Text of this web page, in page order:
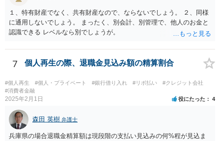
１、特有財産でなく、共有財産なので、ならないでしょう。 ２、同様
に通用しないでしょう。 まったく、別会計、別管理で、他人のお金と
認識できる レベルなら別でしょうが。
7 個人再生の際、退職金見込み額の精算割合
#個人再生 #個人・プライベート #銀行借り入れ #リボ払い
#クレジット会社
#消費者金融
2025年2月1日 役にたった 4
森田 英樹 弁護士
兵庫県の場合退職金精算額は現段階の支払い見込みの何%程が見込ま